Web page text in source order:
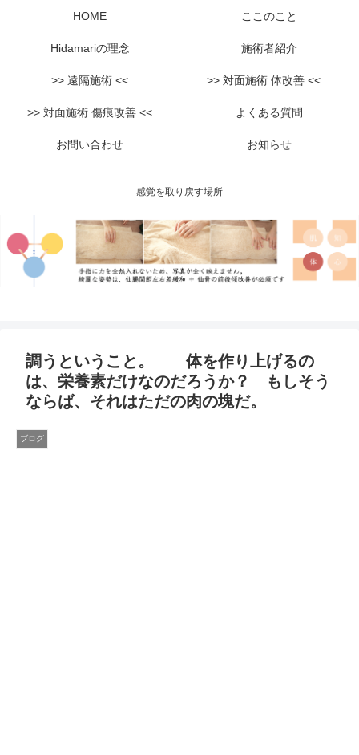
感覚を取り戻す場所
HOME ここのこと
Hidamariの理念 施術者紹介
>> 遠隔施術 << >> 対面施術 体改善 <<
>> 対面施術 傷痕改善 << よくある質問
お問い合わせ お知らせ
調うということ。 体を作り上げるの
は、栄養素だけなのだろうか？ もしそう
ならば、それはただの肉の塊だ。
ブログ